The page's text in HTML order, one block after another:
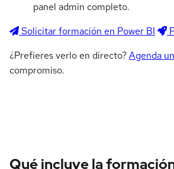
panel admin completo.
Solicitar formación en Power BI
¿Prefieres verlo en directo?Agenda
compromiso.
Qué incluye la